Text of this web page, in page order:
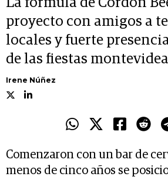
La fórmula de Cordón
proyecto con amigos a
locales y fuerte
de las fiestas
Irene Núñez
Comenzaron con un bar de
menos de cinco años se